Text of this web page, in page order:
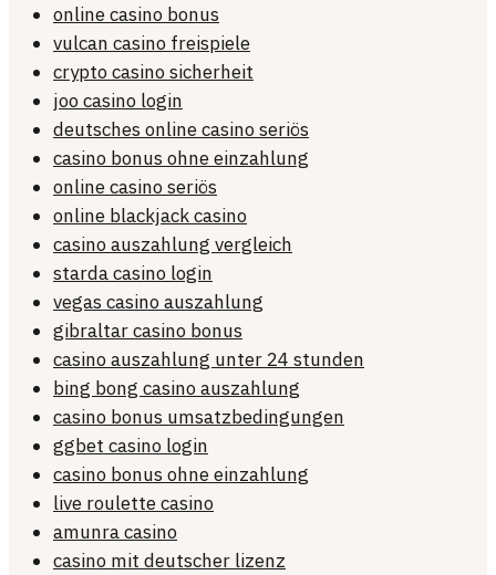
online casino bonus
vulcan casino freispiele
crypto casino sicherheit
joo casino login
deutsches online casino seriös
casino bonus ohne einzahlung
online casino seriös
online blackjack casino
casino auszahlung vergleich
starda casino login
vegas casino auszahlung
gibraltar casino bonus
casino auszahlung unter 24 stunden
bing bong casino auszahlung
casino bonus umsatzbedingungen
ggbet casino login
casino bonus ohne einzahlung
live roulette casino
amunra casino
casino mit deutscher lizenz